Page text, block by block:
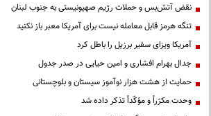
نقض آتش‌بس و حملات رژیم صهیونیستی به جنوب لبنان
تنگه هرمز قابل معامله نیست برای آمریکا معبر باز نکنید
آمریکا ویزای سفیر برزیل را باطل کرد
جدال بهرام افشاری و امین حیایی در صدر جدول
حمایت از هشت هزار نوآموز سیستان و بلوچستانی
وحدت مکرّراً و مؤکّداً تذکر داده شد